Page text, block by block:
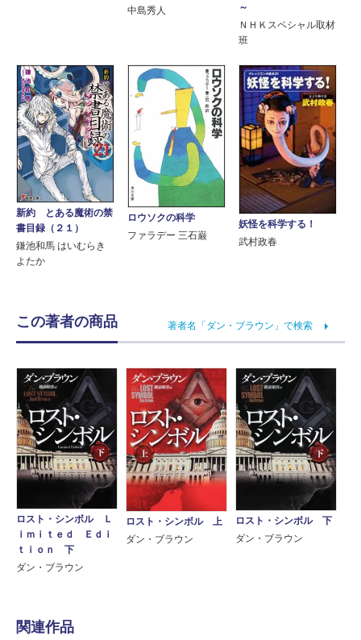
中島秀人
～
ＮＨＫスペシャル取材
班
新約 とある魔術の禁
書目録（２１）
鎌池和馬 はいむらき
よたか
ロウソクの科学
ファラデー 三石巌
妖怪を科学する！
武村政春
この著者の商品 著者名「ダン・ブラウン」で検索
ロスト・シンボル Ｌ
ｉｍｉｔｅｄ Ｅｄｉ
ｔｉｏｎ 下
ダン・ブラウン
ロスト・シンボル 上
ダン・ブラウン
ロスト・シンボル 下
ダン・ブラウン
関連作品